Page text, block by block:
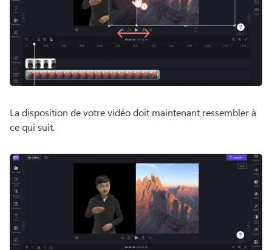
La disposition de votre vidéo doit maintenant ressembler à
ce qui suit.